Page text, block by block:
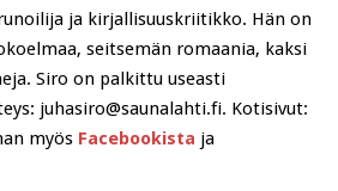
ja kirjallisuuskriitikko. Hän on
seitsemän romaania, kaksi
Siro on palkittu useasti
juhasiro@saunalahti.fi. Kotisivut:
myös Facebookista ja